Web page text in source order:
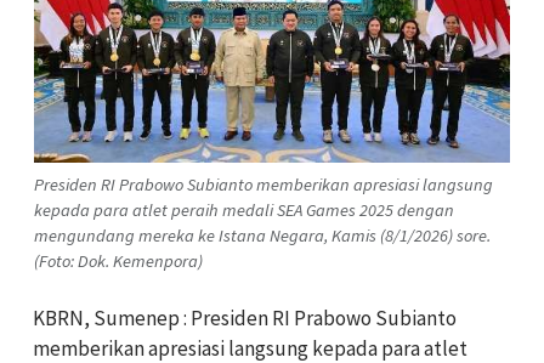
Presiden RI Prabowo Subianto memberikan apresiasi langsung
kepada para atlet peraih medali SEA Games 2025 dengan
mengundang mereka ke Istana Negara, Kamis (8/1/2026) sore.
(Foto: Dok. Kemenpora)
KBRN, Sumenep : Presiden RI Prabowo Subianto
memberikan apresiasi langsung kepada para atlet